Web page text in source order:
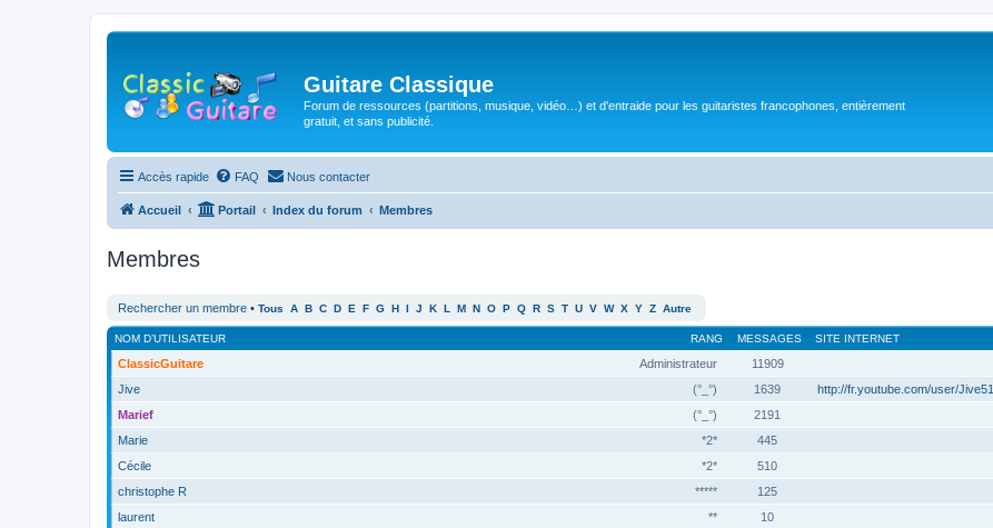
Guitare Classique
Forum de ressources (partitions, musique, vidéo…) et d'entraide pour les guitaristes francophones, entièrement
gratuit, et sans publicité.
Accès rapide FAQ Nous contacter
Accueil Portail Index du forum Membres
Membres
Rechercher un membre • Tous A B C D E F G H I J K L M N O P Q R S T U V W X Y Z Autre
RANG
NOM D’UTILISATEUR MESSAGES SITE INTERNET
Administrateur
ClassicGuitare 11909
(°_°)
Jive 1639 http://fr.youtube.com/user/Jive51
(°_°)
Marief 2191
*2*
Marie 445
*2*
Cécile 510
*****
christophe R 125
**
laurent 10